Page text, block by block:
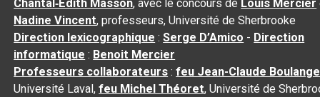
Chantal‑Édith Masson, avec le concours de Louis Mercier
Nadine Vincent, professeurs, Université de Sherbrooke
Direction lexicographique :Serge D’Amico - Direction
informatique : Benoit Mercier
Professeurs collaborateurs :feu Jean-Claude
Université Laval,feu Michel Théoret, Université de